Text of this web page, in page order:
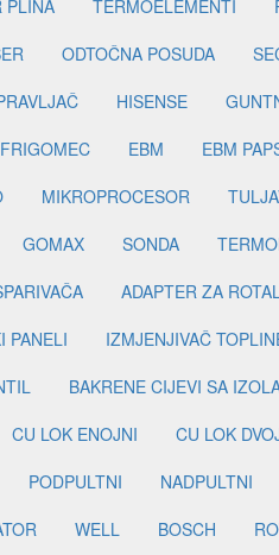
PLINA TERMOELEMENTI
ODTOČNA POSUDA
HISENSE
FRIGOMEC EBM EBM
MIKROPROCESOR
GOMAX SONDA
ADAPTER ZA
PANELI IZMJENJIVAČ
BAKRENE CIJEVI SA
CU LOK ENOJNI CU LOK
PODPULTNI NADPULTNI
WELL BOSCH